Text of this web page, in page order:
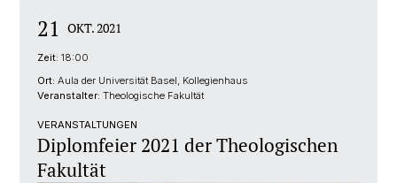
21 OKT. 2021
Zeit: 18:00
Ort: Aula der Universität Basel, Kollegienhaus
Veranstalter: Theologische Fakultät
VERANSTALTUNGEN
Diplomfeier 2021 der Theologischen
Fakultät